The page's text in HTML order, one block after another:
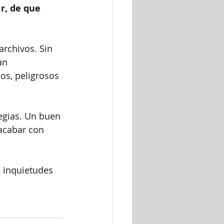
de que
Sin
peligrosos
Un buen
con
inquietudes